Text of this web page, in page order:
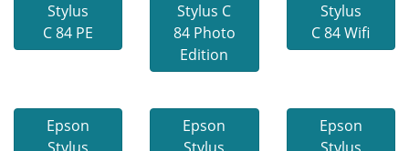
Stylus
C 84 PE
Stylus C
84 Photo
Edition
Stylus
C 84 Wifi
Epson
Epson
Epson